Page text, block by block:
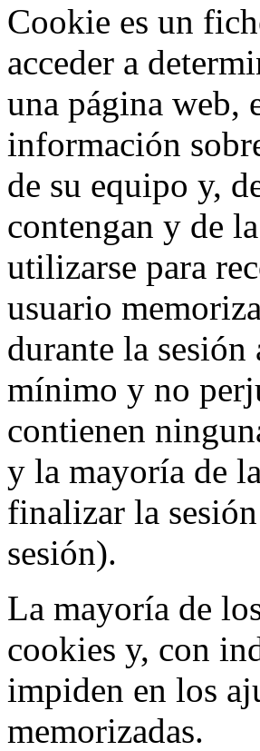
Cookie es un
acceder a
una página web,
información
de su equipo y,
contengan y de
utilizarse para
usuario
durante la
mínimo y no
contienen
y la mayoría de
finalizar la
sesión).
La mayoría de
cookies y, con
impiden en los
memorizadas.